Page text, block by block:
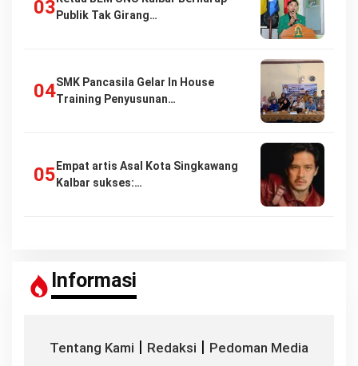
Publik Tak Girang…
SMK Pancasila Gelar In House
Training Penyusunan…
Empat artis Asal Kota Singkawang
Kalbar sukses:…
Informasi
Tentang Kami | Redaksi | Pedoman Media